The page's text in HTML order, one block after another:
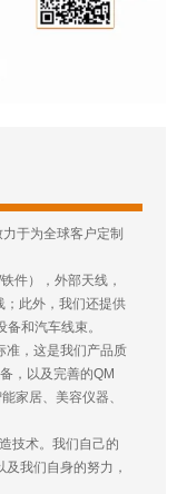
于为全球客户定制
件），外部天线，
；此外，我们还提供
和汽车线束。
准，这是我们产品质
，以及完善的QM
家居、美容仪器、
技术。我们自己的
我们自身的努力，